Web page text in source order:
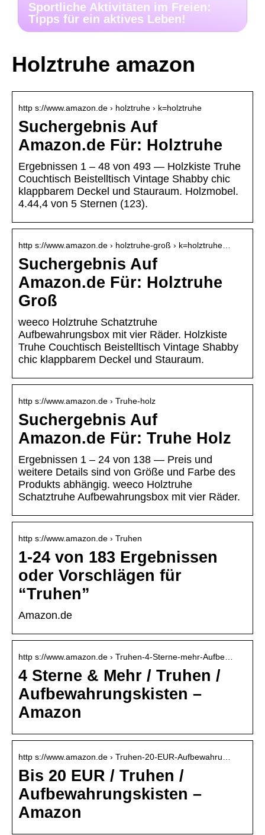
Sportliche Aktivitäten im Freien:
Tipps für ein aktives Leben!
Holztruhe amazon
http s://www.amazon.de › holztruhe › k=holztruhe
Suchergebnis Auf
Amazon.de Für: Holztruhe
Ergebnissen 1 – 48 von 493 — Holzkiste Truhe
Couchtisch Beistelltisch Vintage Shabby chic
klappbarem Deckel und Stauraum. Holzmobel.
4.44,4 von 5 Sternen (123).
http s://www.amazon.de › holztruhe-groß › k=holztruhe…
Suchergebnis Auf
Amazon.de Für: Holztruhe
Groß
weeco Holztruhe Schatztruhe
Aufbewahrungsbox mit vier Räder. Holzkiste
Truhe Couchtisch Beistelltisch Vintage Shabby
chic klappbarem Deckel und Stauraum.
http s://www.amazon.de › Truhe-holz
Suchergebnis Auf
Amazon.de Für: Truhe Holz
Ergebnissen 1 – 24 von 138 — Preis und
weitere Details sind von Größe und Farbe des
Produkts abhängig. weeco Holztruhe
Schatztruhe Aufbewahrungsbox mit vier Räder.
http s://www.amazon.de › Truhen
1-24 von 183 Ergebnissen
oder Vorschlägen für
“Truhen”
Amazon.de
http s://www.amazon.de › Truhen-4-Sterne-mehr-Aufbe…
4 Sterne & Mehr / Truhen /
Aufbewahrungskisten –
Amazon
http s://www.amazon.de › Truhen-20-EUR-Aufbewahru…
Bis 20 EUR / Truhen /
Aufbewahrungskisten –
Amazon